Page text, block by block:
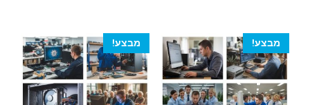
600.00 ₪.
300.00 ₪.
490.00 ₪.
300.00 ₪.
מבצע! מבצע!